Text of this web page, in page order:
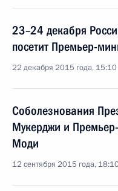
23–24 декабря
посетит Премьер-
22 декабря 2015 года, 15:10
Соболезнования
Мукерджи и
Моди
12 сентября 2015 года,